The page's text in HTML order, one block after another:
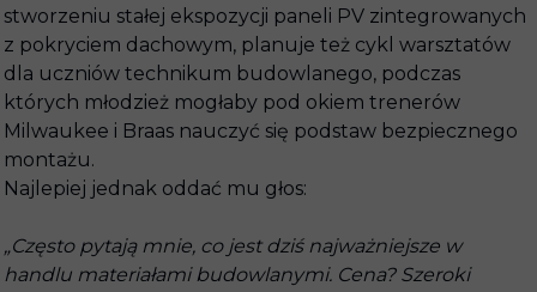
stworzeniu stałej ekspozycji paneli PV zintegrowanych
z pokryciem dachowym, planuje też cykl warsztatów
dla uczniów technikum budowlanego, podczas
których młodzież mogłaby pod okiem trenerów
Milwaukee i Braas nauczyć się podstaw bezpiecznego
montażu.
Najlepiej jednak oddać mu głos:
„Często pytają mnie, co jest dziś najważniejsze w
handlu materiałami budowlanymi. Cena? Szeroki